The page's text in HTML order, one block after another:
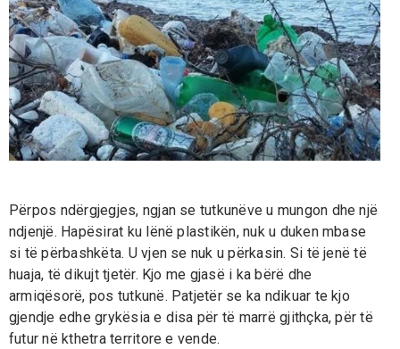
Përpos ndërgjegjes, ngjan se tutkunëve u mungon dhe një
ndjenjë. Hapësirat ku lënë plastikën, nuk u duken mbase
si të përbashkëta. U vjen se nuk u përkasin. Si të jenë të
huaja, të dikujt tjetër. Kjo me gjasë i ka bërë dhe
armiqësorë, pos tutkunë. Patjetër se ka ndikuar te kjo
gjendje edhe grykësia e disa për të marrë gjithçka, për të
futur në kthetra territore e vende.